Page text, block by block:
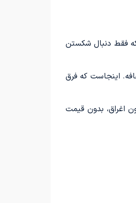
که فقط دنبال شکستن
اینجاست که فرق
اغراق، بدون قیمت